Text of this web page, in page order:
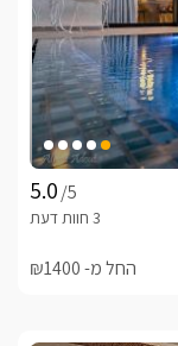
/5
החל מ- ₪1400